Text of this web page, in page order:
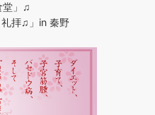
堂」♫
拝♫」in 秦野